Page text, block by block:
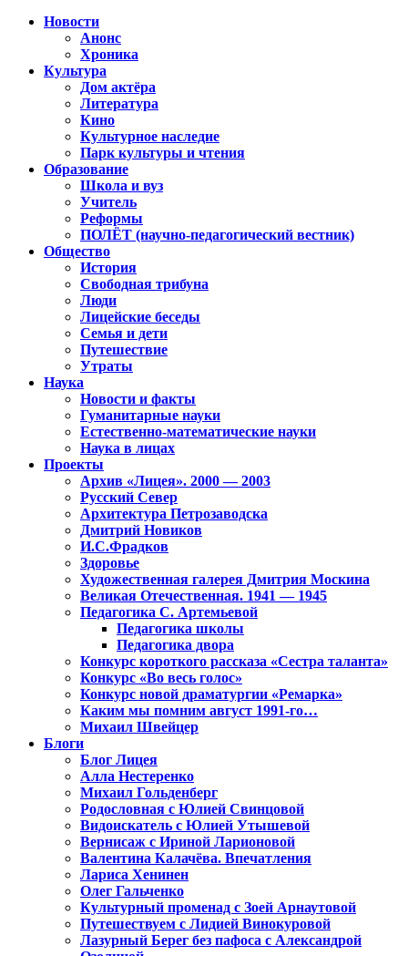
Новости
Анонс
Хроника
Культура
Дом актёра
Литература
Кино
Культурное наследие
Парк культуры и чтения
Образование
Школа и вуз
Учитель
Реформы
ПОЛЁТ (научно-педагогический вестник)
Общество
История
Свободная трибуна
Люди
Лицейские беседы
Семья и дети
Путешествие
Утраты
Наука
Новости и факты
Гуманитарные науки
Естественно-математические науки
Наука в лицах
Проекты
Архив «Лицея». 2000 — 2003
Русский Север
Архитектура Петрозаводска
Дмитрий Новиков
И.С.Фрадков
Здоровье
Художественная галерея Дмитрия Москина
Великая Отечественная. 1941 — 1945
Педагогика С. Артемьевой
Педагогика школы
Педагогика двора
Конкурс короткого рассказа «Сестра таланта»
Конкурс «Во весь голос»
Конкурс новой драматургии «Ремарка»
Каким мы помним август 1991-го…
Михаил Швейцер
Блоги
Блог Лицея
Алла Нестеренко
Михаил Гольденберг
Родословная с Юлией Свинцовой
Видоискатель с Юлией Утышевой
Вернисаж с Ириной Ларионовой
Валентина Калачёва. Впечатления
Лариса Хенинен
Олег Гальченко
Культурный променад с Зоей Арнаутовой
Путешествуем с Лидией Винокуровой
Лазурный Берег без пафоса с Александрой